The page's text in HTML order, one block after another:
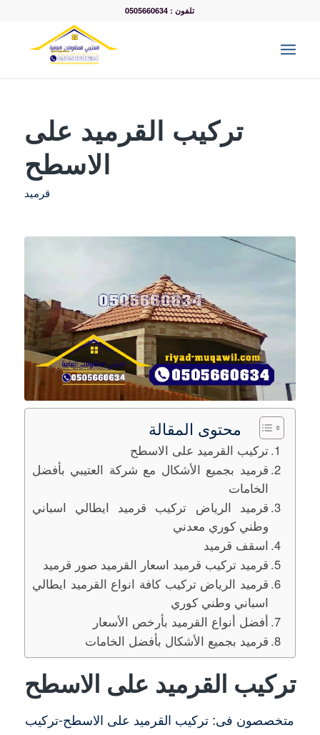
تلفون : 0505660634
تركيب القرميد على
الاسطح
قرميد
محتوى المقالة
تركيب القرميد على الاسطح
قرميد بجميع الأشكال مع شركة العتيبي بأفضل
الخامات
قرميد الرياض تركيب قرميد ايطالي اسباني
وطني كوري معدني
اسقف قرميد
قرميد تركيب قرميد اسعار القرميد صور قرميد
قرميد الرياض تركيب كافة انواع القرميد ايطالي
اسباني وطني كوري
أفضل أنواع القرميد بأرخص الأسعار
قرميد بجميع الأشكال بأفضل الخامات
تركيب القرميد على الاسطح
متخصصون فى: تركيب القرميد على الاسطح-تركيب